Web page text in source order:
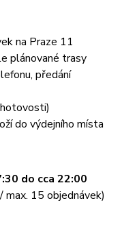
na Praze 11
plánované trasy
předání
do výdejního místa
do cca 22:00
15 objednávek)